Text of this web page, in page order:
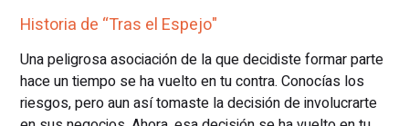
Historia de “Tras el Espejo"
Una peligrosa asociación de la que decidiste formar parte
hace un tiempo se ha vuelto en tu contra. Conocías los
riesgos, pero aun así tomaste la decisión de involucrarte